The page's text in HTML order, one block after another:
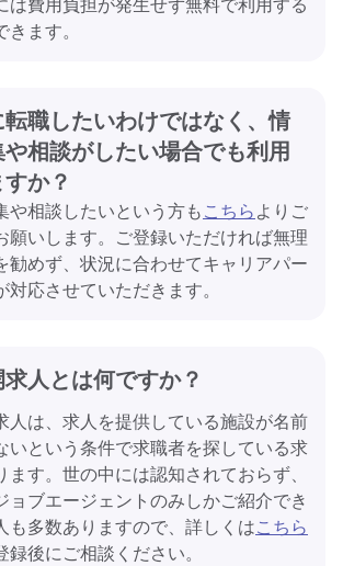
ます。
職したいわけではなく、情
相談がしたい場合でも利用
か？
や相談したいという方もこちらよりご
願いします。ご登録いただければ無理
勧めず、状況に合わせてキャリアパー
対応させていただきます。
人とは何ですか？
人は、求人を提供している施設が名前
いという条件で求職者を探している求
ます。世の中には認知されておらず、
ョブエージェントのみしかご紹介でき
も多数ありますので、詳しくはこちら
録後にご相談ください。